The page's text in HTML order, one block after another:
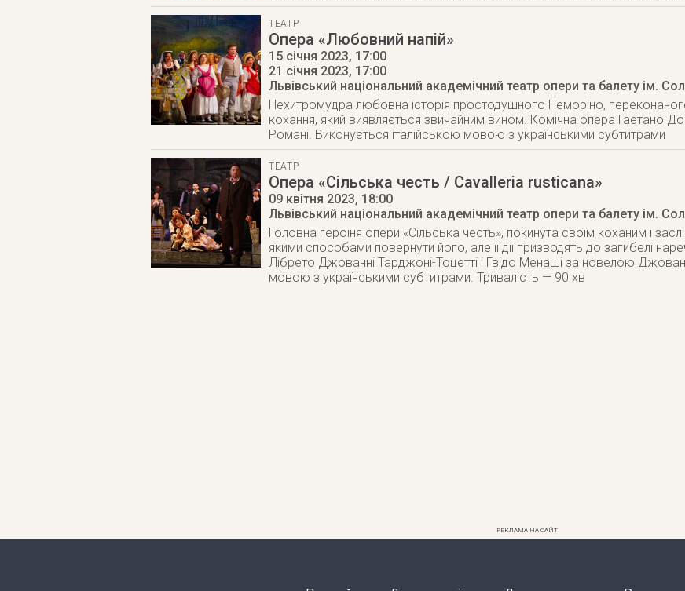
ТЕАТР
Опера «Любовний напій»
15 січня 2023, 17:00
21 січня 2023, 17:00
Львівський національний академічний театр опери та балету ім.
Нехитромудра любовна історія простодушного Неморіно, переконаного
кохання, який виявляється звичайним вином. Комічна опера Гаетано
Романі. Виконується італійською мовою з українськими субтитрами
ТЕАТР
Опера «Сільська честь / Cavalleria rusticana»
09 квітня 2023, 18:00
Львівський національний академічний театр опери та балету ім.
Головна героїня опери «Сільська честь», покинута своїм коханим і
якими способами повернути його, але її дії призводять до загибелі
Лібрето Джованні Тарджоні-Тоцетті і Гвідо Менаші за новелою
мовою з українськими субтитрами. Тривалість — 90 хв
РЕКЛАМА НА САЙТІ